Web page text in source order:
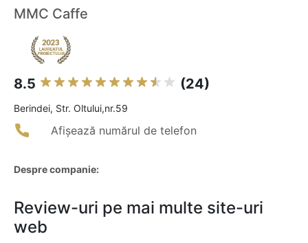
MMC Caffe
8.5 (24)
Berindei, Str. Oltului,nr.59
Afișează numărul de telefon
Despre companie:
Review-uri pe mai multe site-uri
web